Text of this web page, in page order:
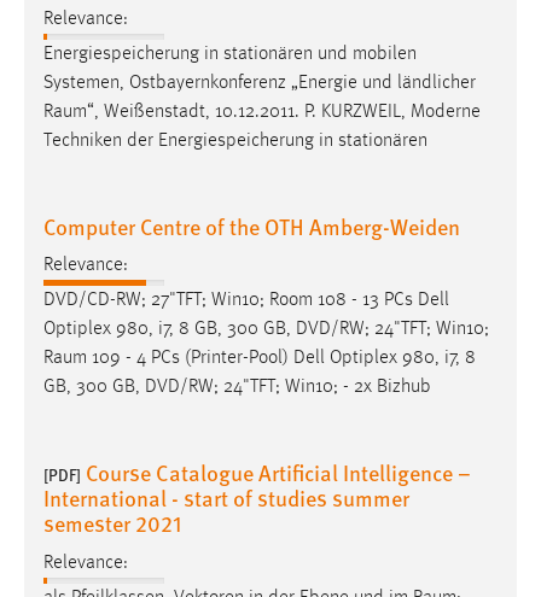
Relevance:
Energiespeicherung in stationären und mobilen
Systemen, Ostbayernkonferenz „Energie und ländlicher
Raum“, Weißenstadt, 10.12.2011. P. KURZWEIL, Moderne
Techniken der Energiespeicherung in stationären
Computer Centre of the OTH Amberg-Weiden
Relevance:
DVD/CD-RW; 27"TFT; Win10; Room 108 - 13 PCs Dell
Optiplex 980, i7, 8 GB, 300 GB, DVD/RW; 24"TFT; Win10;
Raum 109 - 4 PCs (Printer-Pool) Dell Optiplex 980, i7, 8
GB, 300 GB, DVD/RW; 24"TFT; Win10; - 2x Bizhub
[PDF] Course Catalogue Artificial Intelligence –
International - start of studies summer
semester 2021
Relevance: